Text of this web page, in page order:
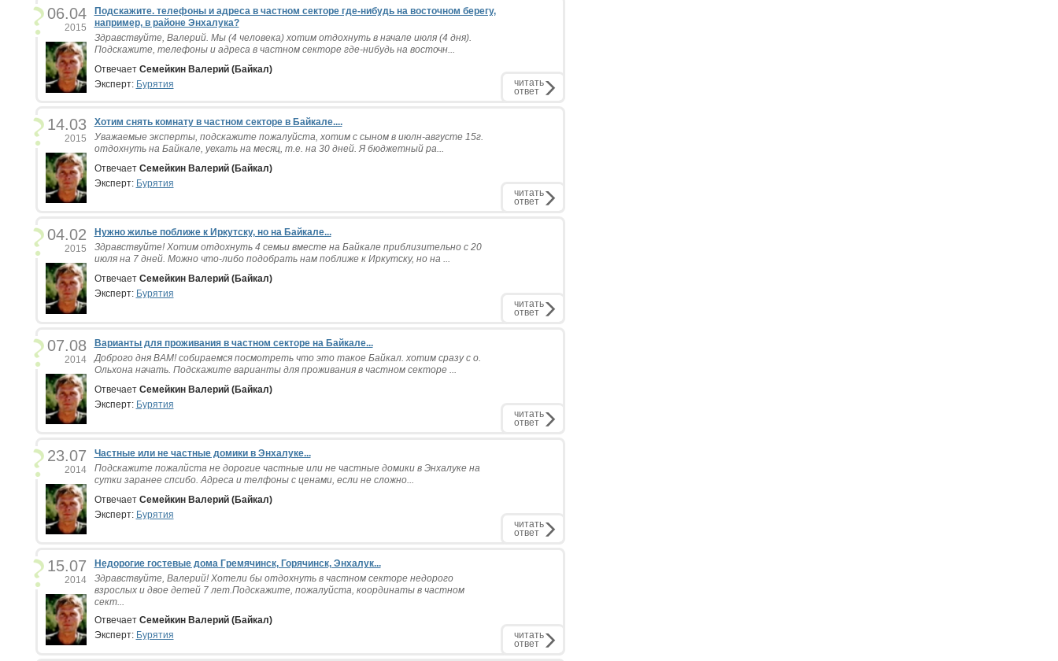
06.04
2015
Подскажите. телефоны и адреса в частном секторе где-нибудь на восточном берегу,
например, в районе Энхалука?
Здравствуйте, Валерий. Мы (4 человека) хотим отдохнуть в начале июля (4 дня).
Подскажите, телефоны и адреса в частном секторе где-нибудь на восточн...
Отвечает Семейкин Валерий (Байкал)
Эксперт: Бурятия читать
ответ
14.03
2015
Хотим снять комнату в частном секторе в Байкале....
Уважаемые эксперты, подскажите пожалуйста, хотим с сыном в июлн-августе 15г.
отдохнуть на Байкале, уехать на месяц, т.е. на 30 дней. Я бюджетный ра...
Отвечает Семейкин Валерий (Байкал)
Эксперт: Бурятия
читать
ответ
04.02
2015
Нужно жилье поближе к Иркутску, но на Байкале...
Здравствуйте! Хотим отдохнуть 4 семьи вместе на Байкале приблизительно с 20
июля на 7 дней. Можно что-либо подобрать нам поближе к Иркутску, но на ...
Отвечает Семейкин Валерий (Байкал)
Эксперт: Бурятия
читать
ответ
07.08
2014
Варианты для проживания в частном секторе на Байкале...
Доброго дня ВАМ! собираемся посмотреть что это такое Байкал. хотим сразу с о.
Ольхона начать. Подскажите варианты для проживания в частном секторе ...
Отвечает Семейкин Валерий (Байкал)
Эксперт: Бурятия
читать
ответ
23.07
2014
Частные или не частные домики в Энхалуке...
Подскажите пожалйста не дорогие частные или не частные домики в Энхалуке на
сутки заранее спсибо. Адреса и телфоны с ценами, если не сложно...
Отвечает Семейкин Валерий (Байкал)
Эксперт: Бурятия
читать
ответ
15.07
2014
Недорогие гостевые дома Гремячинск, Горячинск, Энхалук...
Здравствуйте, Валерий! Хотели бы отдохнуть в частном секторе недорого
взрослых и двое детей 7 лет.Подскажите, пожалуйста, координаты в частном
сект...
Отвечает Семейкин Валерий (Байкал)
Эксперт: Бурятия читать
ответ